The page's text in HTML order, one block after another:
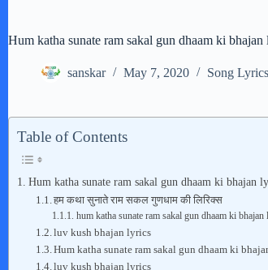
Hum katha sunate ram sakal gun dhaam ki bhajan
sanskar May 7, 2020 Song Lyrics
Table of Contents
Hum katha sunate ram sakal gun dhaam ki bhajan
हम कथा सुनाते राम सकल गुणधाम की लिरिक्स
hum katha sunate ram sakal gun dhaam ki bhajan
luv kush bhajan lyrics
Hum katha sunate ram sakal gun dhaam ki
luv kush bhajan lyrics